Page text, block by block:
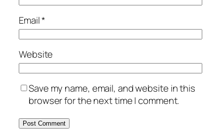
Email*
Website
Save my name, email, and website in this
browser for the next time I comment.